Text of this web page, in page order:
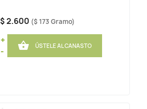
$ 2.600 ($ 173 Gramo)
+
-
 ÚSTELE AL CANASTO